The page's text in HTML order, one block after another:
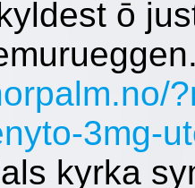
ō
3mg-
kyrka